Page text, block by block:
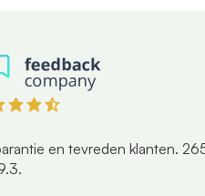
en tevreden klanten.
.